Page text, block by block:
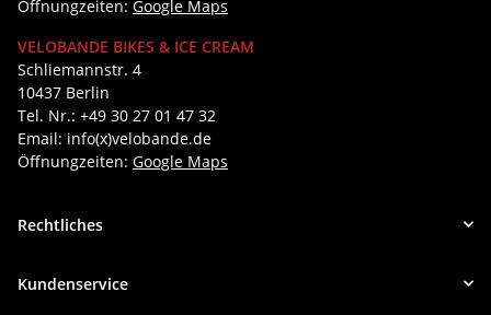
Öffnungzeiten: Google Maps
VELOBANDE BIKES & ICE CREAM
Schliemannstr. 4
10437 Berlin
Tel. Nr.: +49 30 27 01 47 32
Email: info(x)velobande.de
Öffnungzeiten: Google Maps
Rechtliches
Kundenservice